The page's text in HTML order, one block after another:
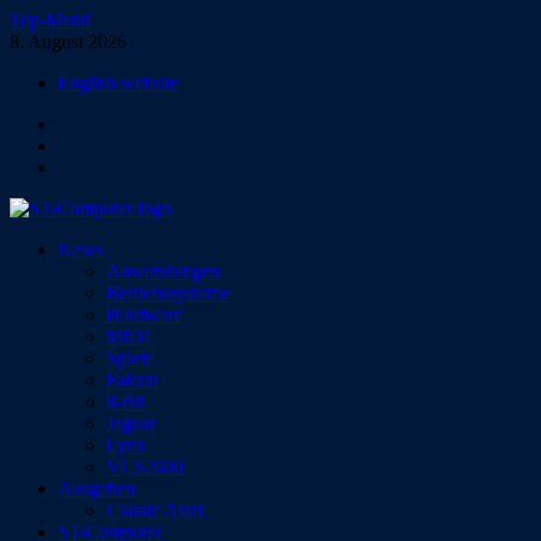
Zum
Inhalt
Top-Menü
8. August 2026
English website
ST-Computer
Das Magazin für Atari-Computer und -Konsolen
News
Anwendungen
Betriebssysteme
Hardware
MIDI
Spiele
Falcon
8-Bit
Jaguar
Lynx
VCS2600
Ausgaben
Classic Atari
ST-Computer